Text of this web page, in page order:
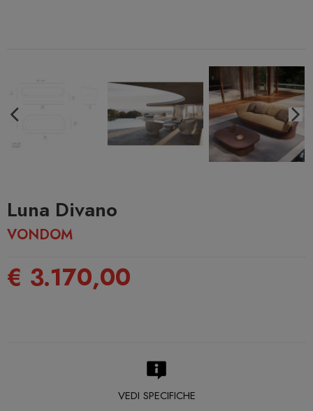
Luna Divano
VONDOM
€ 3.170,00
VEDI SPECIFICHE